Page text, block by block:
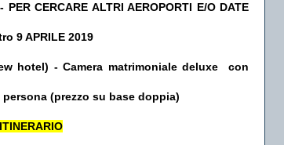
PER CERCARE ALTRI AEROPORTI E/O DATE
9 APRILE 2019
hotel) - Camera matrimoniale deluxe con
persona (prezzo su base doppia)